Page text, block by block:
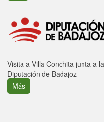
Visita a Villa Conchita junta a la
Diputación de Badajoz
Más